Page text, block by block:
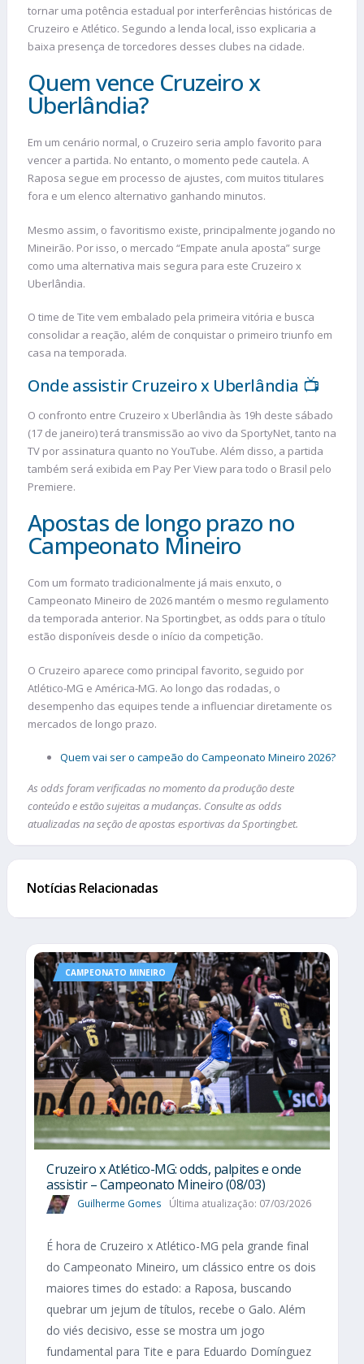
tornar uma potência estadual por interferências históricas de
Cruzeiro e Atlético. Segundo a lenda local, isso explicaria a
baixa presença de torcedores desses clubes na cidade.
Quem vence Cruzeiro x
Uberlândia?
Em um cenário normal, o Cruzeiro seria amplo favorito para
vencer a partida. No entanto, o momento pede cautela. A
Raposa segue em processo de ajustes, com muitos titulares
fora e um elenco alternativo ganhando minutos.
Mesmo assim, o favoritismo existe, principalmente jogando no
Mineirão. Por isso, o mercado “Empate anula aposta” surge
como uma alternativa mais segura para este Cruzeiro x
Uberlândia.
O time de Tite vem embalado pela primeira vitória e busca
consolidar a reação, além de conquistar o primeiro triunfo em
casa na temporada.
Onde assistir Cruzeiro x Uberlândia 📺
O confronto entre Cruzeiro x Uberlândia às 19h deste sábado
(17 de janeiro) terá transmissão ao vivo da SportyNet, tanto na
TV por assinatura quanto no YouTube. Além disso, a partida
também será exibida em Pay Per View para todo o Brasil pelo
Premiere.
Apostas de longo prazo no
Campeonato Mineiro
Com um formato tradicionalmente já mais enxuto, o
Campeonato Mineiro de 2026 mantém o mesmo regulamento
da temporada anterior. Na Sportingbet, as odds para o título
estão disponíveis desde o início da competição.
O Cruzeiro aparece como principal favorito, seguido por
Atlético-MG e América-MG. Ao longo das rodadas, o
desempenho das equipes tende a influenciar diretamente os
mercados de longo prazo.
Quem vai ser o campeão do Campeonato Mineiro 2026?
As odds foram verificadas no momento da produção deste
conteúdo e estão sujeitas a mudanças. Consulte as odds
atualizadas na seção de apostas esportivas da Sportingbet.
Notícias Relacionadas
CAMPEONATO MINEIRO
Cruzeiro x Atlético-MG: odds, palpites e onde
assistir – Campeonato Mineiro (08/03)
Guilherme Gomes Última atualização: 07/03/2026
É hora de Cruzeiro x Atlético-MG pela grande final
do Campeonato Mineiro, um clássico entre os dois
maiores times do estado: a Raposa, buscando
quebrar um jejum de títulos, recebe o Galo. Além
do viés decisivo, esse se mostra um jogo
fundamental para Tite e para Eduardo Domínguez